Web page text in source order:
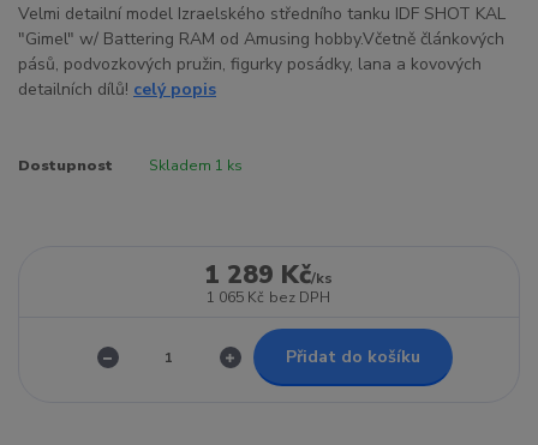
Velmi detailní model Izraelského středního tanku IDF SHOT KAL
"Gimel" w/ Battering RAM od Amusing hobby.Včetně článkových
pásů, podvozkových pružin, figurky posádky, lana a kovových
detailních dílů! celý popis
Dostupnost Skladem 1 ks
1 289 Kč/ks
1 065 Kč bez DPH
Přidat do košíku